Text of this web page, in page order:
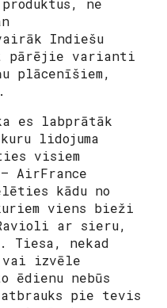
ne
Indiešu
pārējie varianti
plācenīšiem,
es labprātāk
lidojuma
visiem
AirFrance
kādu no
viens bieži
ar sieru,
Tiesa, nekad
izvēle
ēdienu nebūs
pie tevis